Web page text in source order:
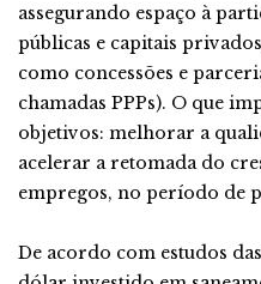
assegurando espaço à
públicas e capitais
como concessões e
chamadas PPPs). O que
objetivos: melhorar a
acelerar a retomada do
empregos, no período de
De acordo com estudos